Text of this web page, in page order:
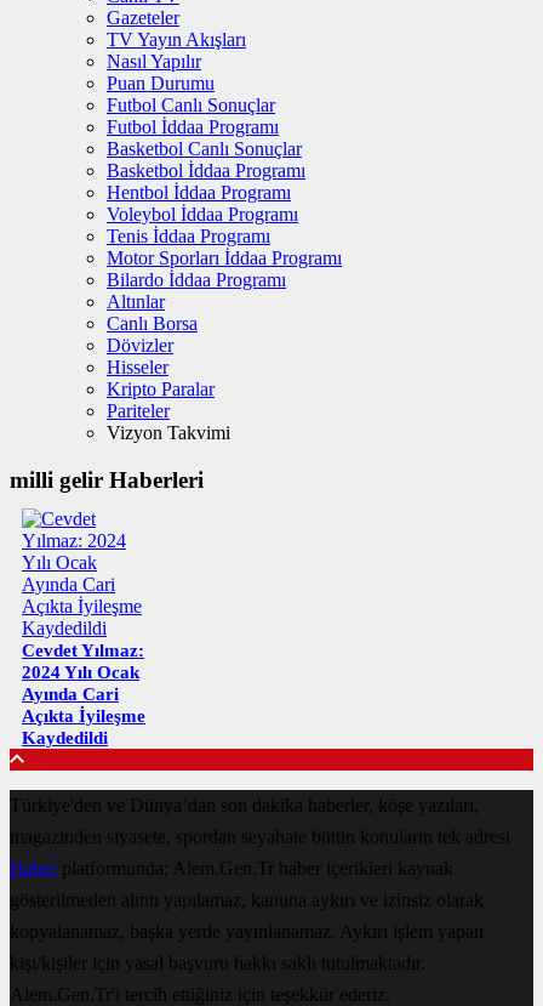
Gazeteler
TV Yayın Akışları
Nasıl Yapılır
Puan Durumu
Futbol Canlı Sonuçlar
Futbol İddaa Programı
Basketbol Canlı Sonuçlar
Basketbol İddaa Programı
Hentbol İddaa Programı
Voleybol İddaa Programı
Tenis İddaa Programı
Motor Sporları İddaa Programı
Bilardo İddaa Programı
Altınlar
Canlı Borsa
Dövizler
Hisseler
Kripto Paralar
Pariteler
Vizyon Takvimi
milli gelir Haberleri
Cevdet Yılmaz:
2024 Yılı Ocak
Ayında Cari
Açıkta İyileşme
Kaydedildi
Türkiye'den ve Dünya’dan son dakika haberler, köşe yazıları,
magazinden siyasete, spordan seyahate bütün konuların tek adresi
Haberplatformunda; Alem.Gen.Tr haber içerikleri kaynak
gösterilmeden alıntı yapılamaz, kanuna aykırı ve izinsiz olarak
kopyalanamaz, başka yerde yayınlanamaz. Aykırı işlem yapan
kişi/kişiler için yasal başvuru hakkı saklı tutulmaktadır.
Alem.Gen.Tr'i tercih ettiğiniz için teşekkür ederiz.